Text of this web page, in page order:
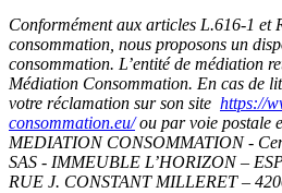
Conformément aux articles L.616-1 et
consommation, nous proposons un
consommation. L’entité de médiation
Médiation Consommation. En cas de
votre réclamation sur son site https://
consommation.eu/ou par voie postale
MEDIATION CONSOMMATION -
SAS - IMMEUBLE L’HORIZON –
RUE J. CONSTANT MILLERET –